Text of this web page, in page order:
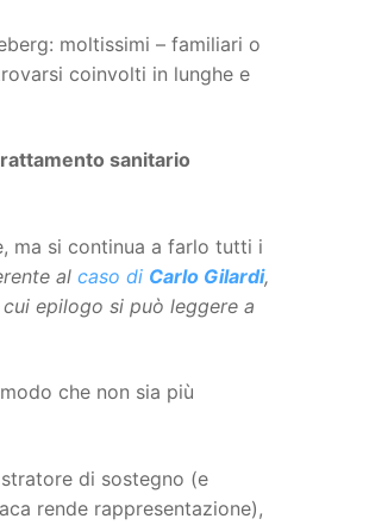
moltissimi – familiari o
coinvolti in lunghe e
sanitario
ma si continua a farlo tutti i
al caso di Carlo Gilardi,
epilogo si può leggere a
che non sia più
di sostegno (e
rende rappresentazione),